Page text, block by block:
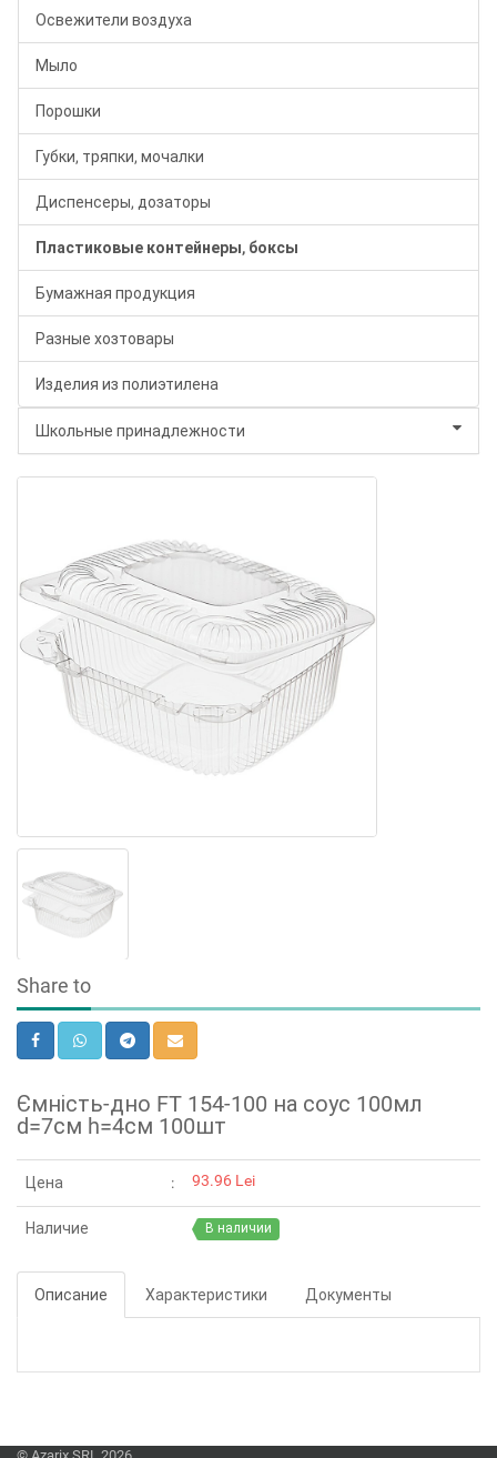
Освежители воздуха
Мыло
Порошки
Губки, тряпки, мочалки
Диспенсеры, дозаторы
Пластиковые контейнеры, боксы
Бумажная продукция
Разные хозтовары
Изделия из полиэтилена
Школьные принадлежности
Share to
Ємність-дно FT 154-100 на соус 100мл
d=7см h=4см 100шт
Цена 93.96 Lei
Наличие В наличии
Описание Характеристики Документы